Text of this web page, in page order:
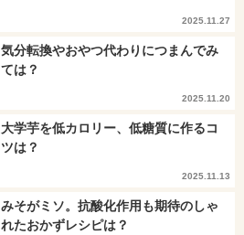
2025.11.27
気分転換やおやつ代わりにつまんでみ
ては？
2025.11.20
大学芋を低カロリー、低糖質に作るコ
ツは？
2025.11.13
みそがミソ。抗酸化作用も期待のしゃ
れたおかずレシピは？